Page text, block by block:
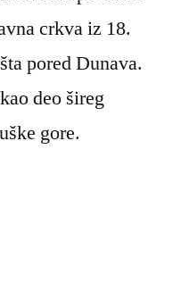
crkva iz 18.
pored Dunava.
deo šireg
gore.